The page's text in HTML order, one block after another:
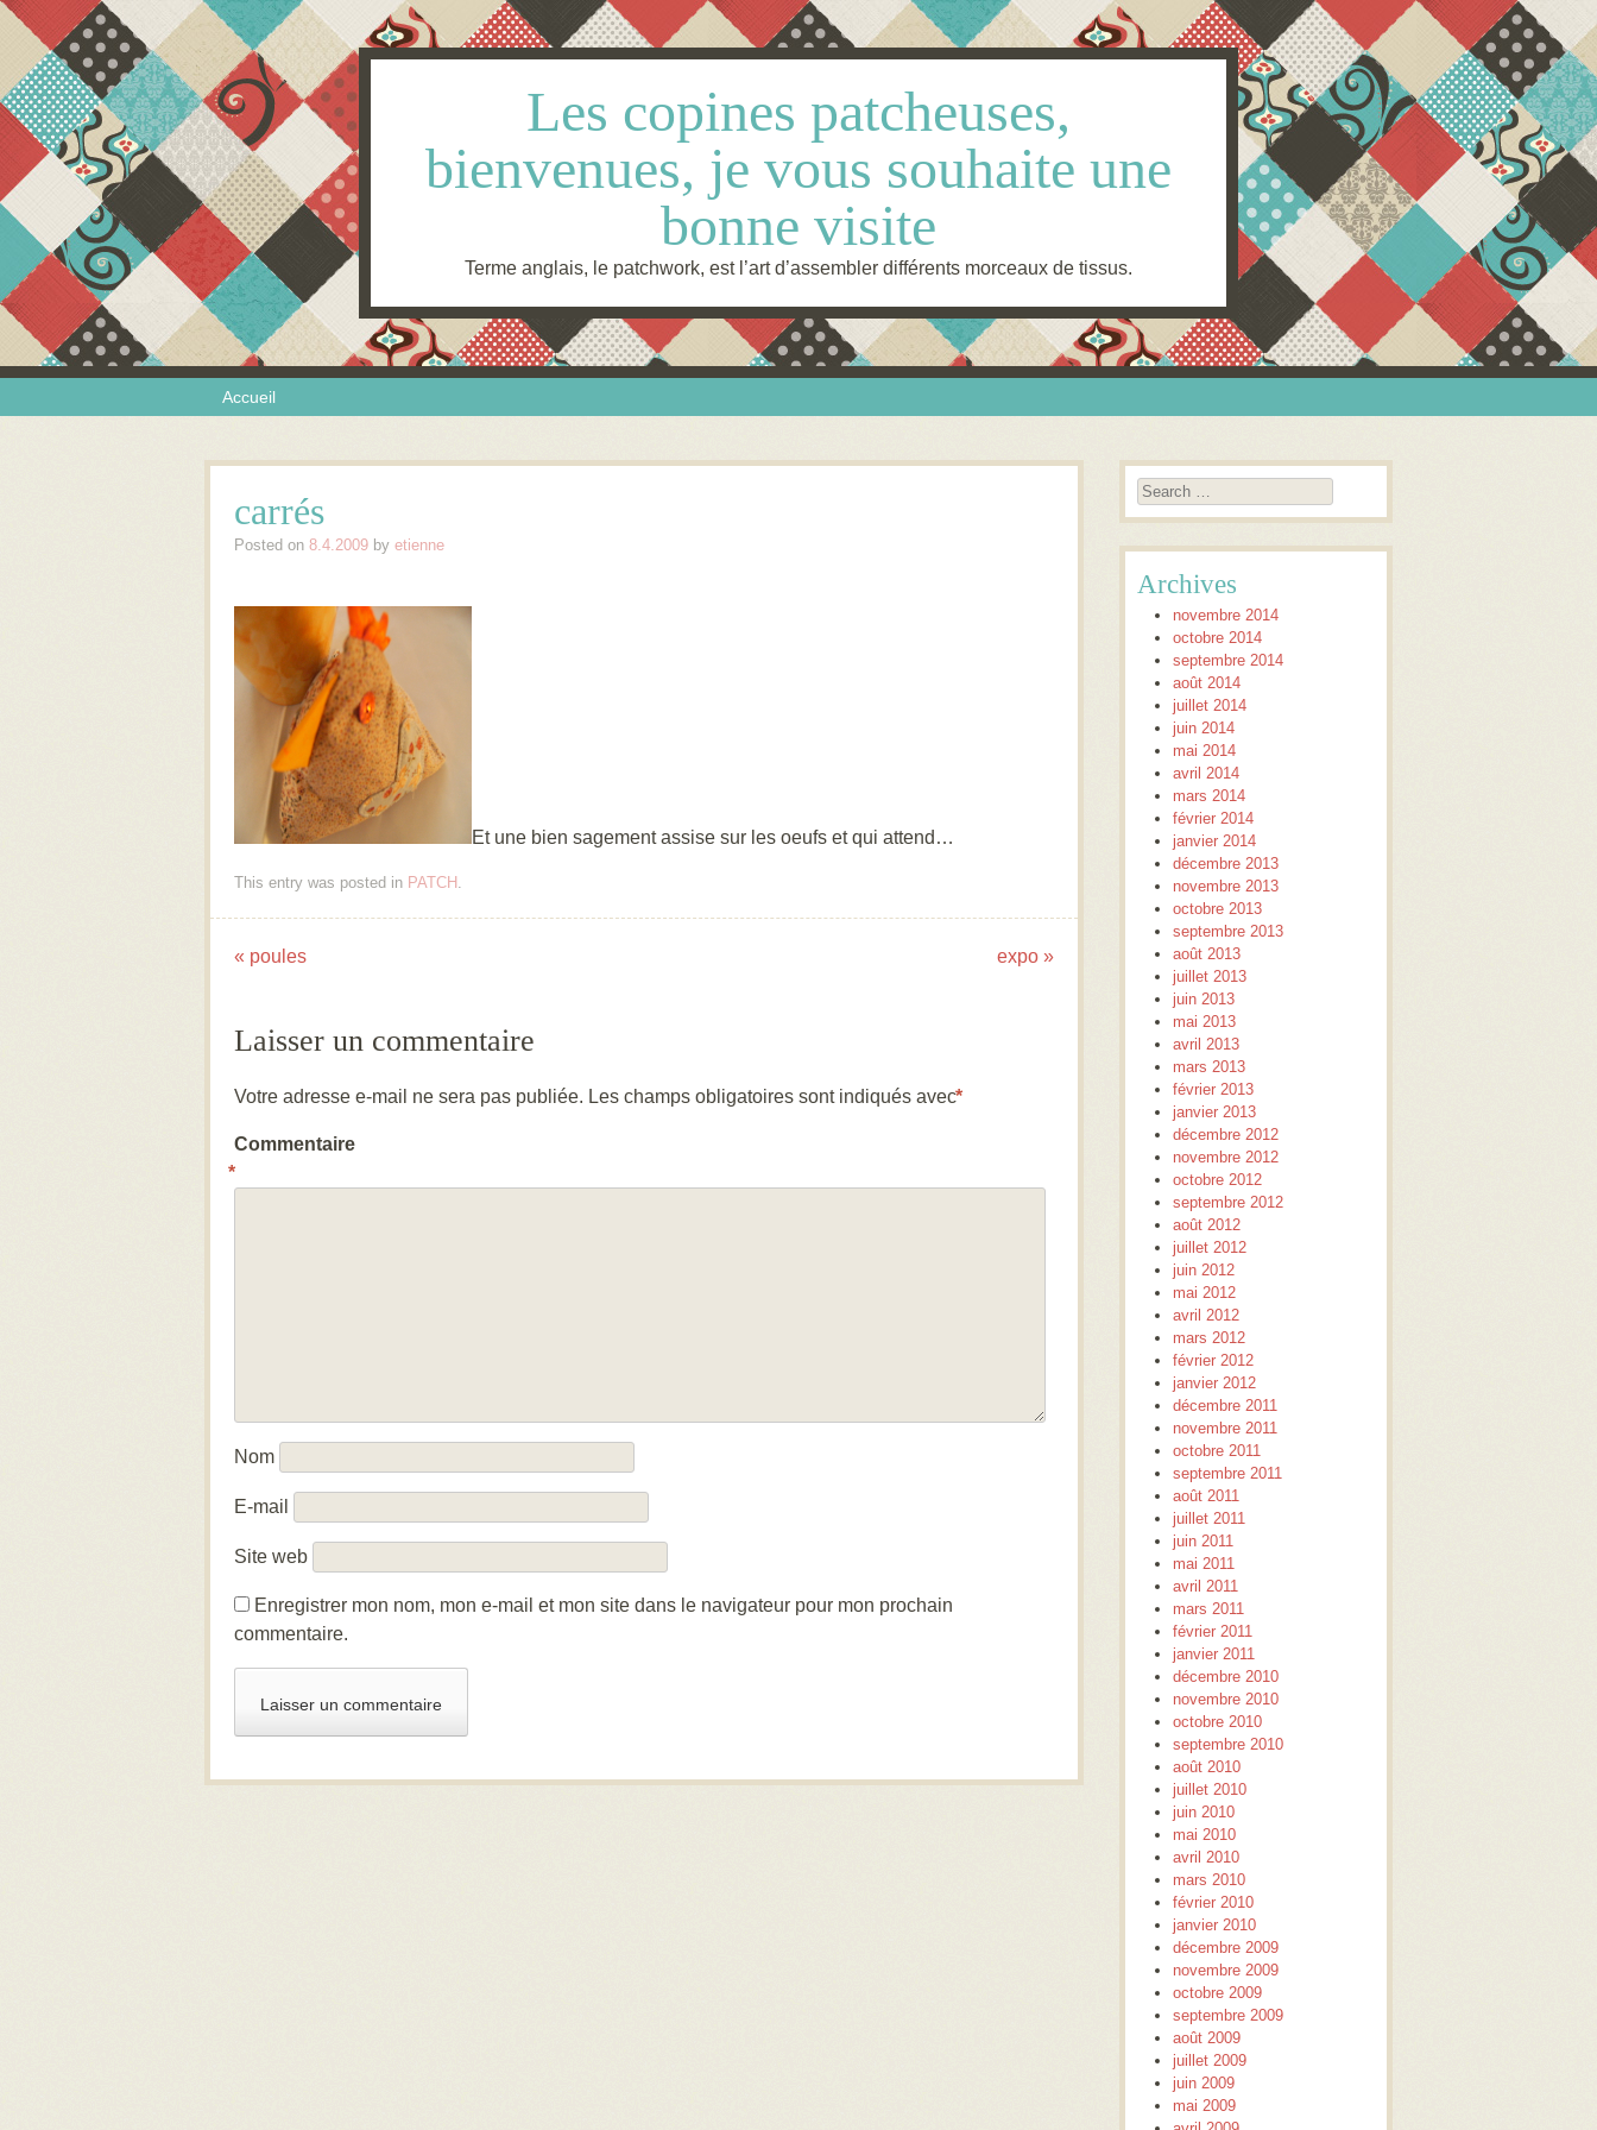
Les copines patcheuses,
bienvenues, je vous souhaite une
bonne visite
Terme anglais, le patchwork, est l’art d’assembler différents morceaux de tissus.
Menu Accueil
carrés
Posted on 8.4.2009 by etienne
Et une bien sagement assise sur les oeufs et qui attend…
This entry was posted in PATCH .
Post navigation
« poules expo »
Laisser un commentaire
Votre adresse e-mail ne sera pas publiée. Les champs obligatoires sont indiqués avec*
Commentaire
*
Nom
E-mail
Site web
Enregistrer mon nom, mon e-mail et mon site dans le navigateur pour mon prochain
commentaire.
Search
Archives
novembre 2014
octobre 2014
septembre 2014
août 2014
juillet 2014
juin 2014
mai 2014
avril 2014
mars 2014
février 2014
janvier 2014
décembre 2013
novembre 2013
octobre 2013
septembre 2013
août 2013
juillet 2013
juin 2013
mai 2013
avril 2013
mars 2013
février 2013
janvier 2013
décembre 2012
novembre 2012
octobre 2012
septembre 2012
août 2012
juillet 2012
juin 2012
mai 2012
avril 2012
mars 2012
février 2012
janvier 2012
décembre 2011
novembre 2011
octobre 2011
septembre 2011
août 2011
juillet 2011
juin 2011
mai 2011
avril 2011
mars 2011
février 2011
janvier 2011
décembre 2010
novembre 2010
octobre 2010
septembre 2010
août 2010
juillet 2010
juin 2010
mai 2010
avril 2010
mars 2010
février 2010
janvier 2010
décembre 2009
novembre 2009
octobre 2009
septembre 2009
août 2009
juillet 2009
juin 2009
mai 2009